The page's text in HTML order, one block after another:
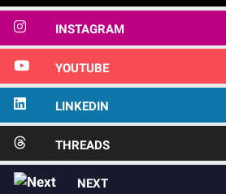
INSTAGRAM
YOUTUBE
LINKEDIN
THREADS
NEXT